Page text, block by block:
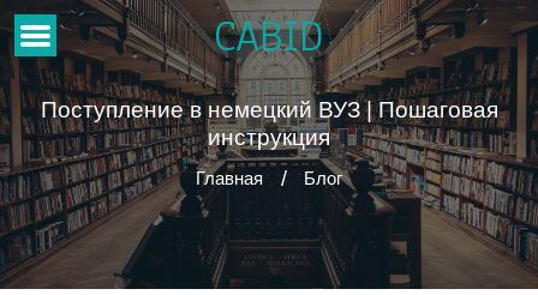
CABID
Поступление в немецкий ВУЗ | Пошаговая
инструкция
Главная Блог